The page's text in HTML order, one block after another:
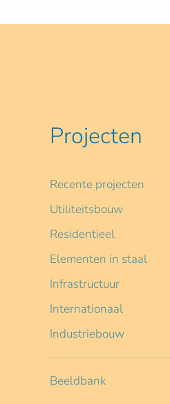
Projecten
Recente projecten
Utiliteitsbouw
Residentieel
Elementen in staal
Infrastructuur
Internationaal
Industriebouw
Beeldbank